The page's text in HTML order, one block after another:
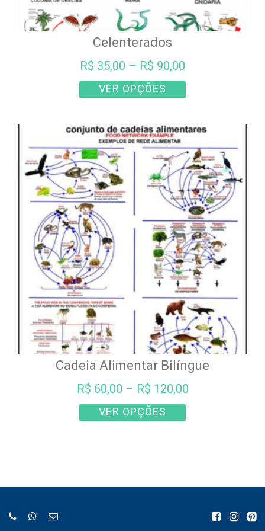
Celenterados
R$ 35,00 – R$ 90,00
VER OPÇÕES
produto
várias
As
opções
podem
ser
escolhidas
na
página
do
produto
Cadeia Alimentar Bilíngue
R$ 60,00 – R$ 120,00
VER OPÇÕES
produto
podem